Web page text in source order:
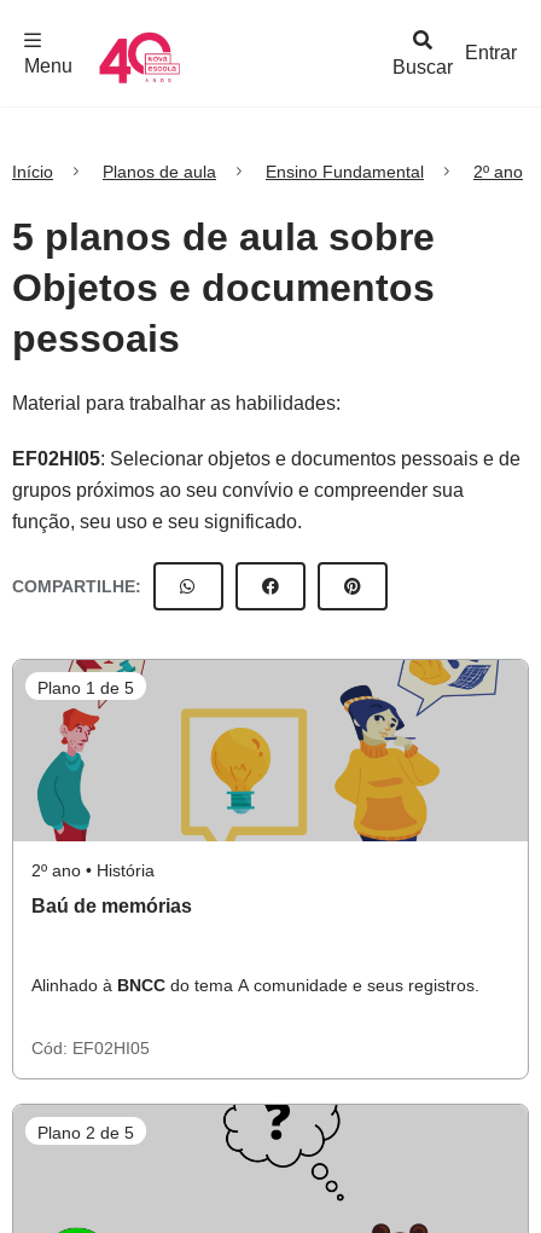
Buscar
Menu
Entrar
Início Planos de aula Ensino Fundamental 2º ano
5 planos de aula sobre
Objetos e documentos
pessoais
Material para trabalhar as habilidades:
EF02HI05: Selecionar objetos e documentos pessoais e de
grupos próximos ao seu convívio e compreender sua
função, seu uso e seu significado.
COMPARTILHE:
Plano 1 de 5
2º ano • História
Baú de memórias
Alinhado à BNCC do tema A comunidade e seus registros.
Cód: EF02HI05
Plano 2 de 5